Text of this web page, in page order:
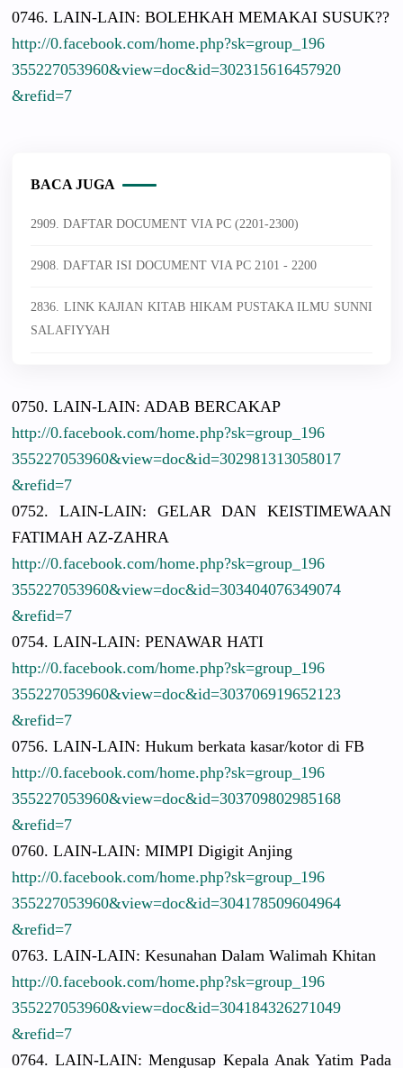
0746. LAIN-LAIN: BOLEHKAH MEMAKAI SUSUK??
http://0.facebook.com/home.php?sk=group_196
355227053960&view=doc&id=302315616457920
&refid=7
BACA JUGA
2909. DAFTAR DOCUMENT VIA PC (2201-2300)
2908. DAFTAR ISI DOCUMENT VIA PC 2101 - 2200
2836. LINK KAJIAN KITAB HIKAM PUSTAKA ILMU SUNNI
SALAFIYYAH
0750. LAIN-LAIN: ADAB BERCAKAP
http://0.facebook.com/home.php?sk=group_196
355227053960&view=doc&id=302981313058017
&refid=7
0752. LAIN-LAIN: GELAR DAN KEISTIMEWAAN
FATIMAH AZ-ZAHRA
http://0.facebook.com/home.php?sk=group_196
355227053960&view=doc&id=303404076349074
&refid=7
0754. LAIN-LAIN: PENAWAR HATI
http://0.facebook.com/home.php?sk=group_196
355227053960&view=doc&id=303706919652123
&refid=7
0756. LAIN-LAIN: Hukum berkata kasar/kotor di FB
http://0.facebook.com/home.php?sk=group_196
355227053960&view=doc&id=303709802985168
&refid=7
0760. LAIN-LAIN: MIMPI Digigit Anjing
http://0.facebook.com/home.php?sk=group_196
355227053960&view=doc&id=304178509604964
&refid=7
0763. LAIN-LAIN: Kesunahan Dalam Walimah Khitan
http://0.facebook.com/home.php?sk=group_196
355227053960&view=doc&id=304184326271049
&refid=7
0764. LAIN-LAIN: Mengusap Kepala Anak Yatim Pada